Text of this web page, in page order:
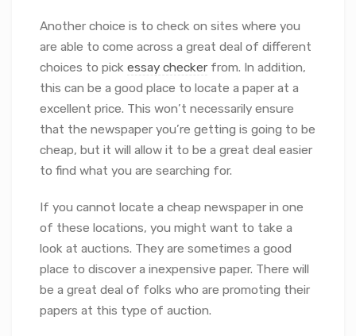
Another choice is to check on sites where you
are able to come across a great deal of different
choices to pick essay checkerfrom. In addition,
this can be a good place to locate a paper at a
excellent price. This won’t necessarily ensure
that the newspaper you’re getting is going to be
cheap, but it will allow it to be a great deal easier
to find what you are searching for.
If you cannot locate a cheap newspaper in one
of these locations, you might want to take a
look at auctions. They are sometimes a good
place to discover a inexpensive paper. There will
be a great deal of folks who are promoting their
papers at this type of auction.